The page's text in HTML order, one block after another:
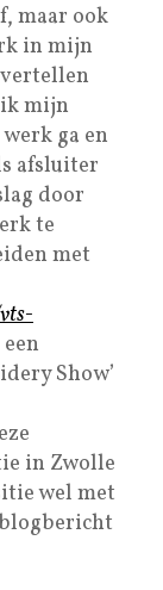
maar ook
in mijn
mijn
ga en
afsluiter
door
te
met
Show’
in Zwolle
wel met